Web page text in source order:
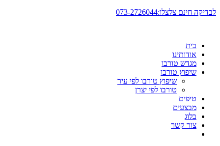
דלג
לבדיקה חינם צלצלו:073-2726044
בית
אודותינו
מגדש טורבו
שיפוץ טורבו
שיפוץ טורבו לפי עיר
טורבו לפי יצרן
טיפים
מבצעים
בלוג
צור קשר